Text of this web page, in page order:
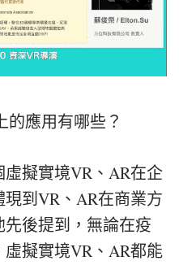
的應用有哪些？
擬實境VR、AR在企
到VR、AR在商業方
後提到，無論在疫
擬實境VR、AR都能